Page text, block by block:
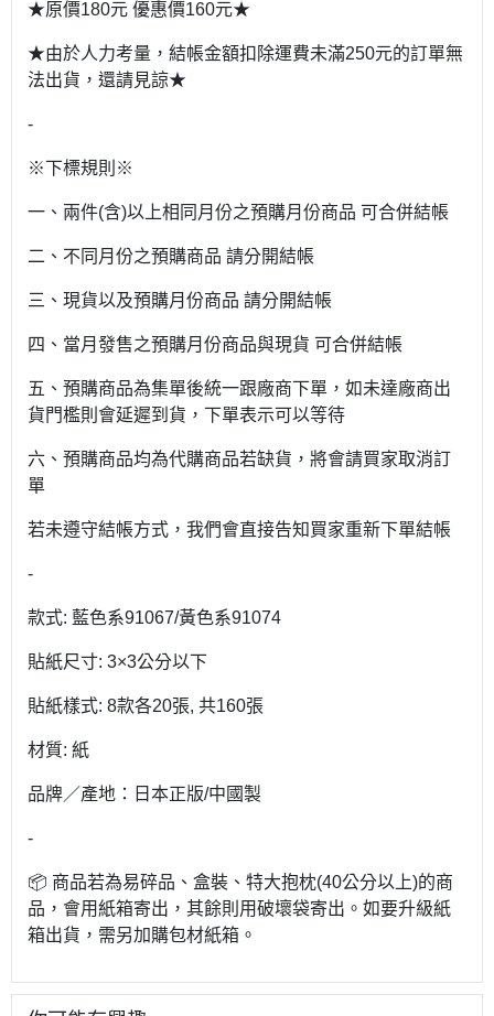
★原價180元 優惠價160元★
★由於人力考量，結帳金額扣除運費未滿250元的訂單無
法出貨，還請見諒★
-
※下標規則※
一、兩件(含)以上相同月份之預購月份商品 可合併結帳
二、不同月份之預購商品 請分開結帳
三、現貨以及預購月份商品 請分開結帳
四、當月發售之預購月份商品與現貨 可合併結帳
五、預購商品為集單後統一跟廠商下單，如未達廠商出
貨門檻則會延遲到貨，下單表示可以等待
六、預購商品均為代購商品若缺貨，將會請買家取消訂
單
若未遵守結帳方式，我們會直接告知買家重新下單結帳
-
款式: 藍色系91067/黃色系91074
貼紙尺寸: 3×3公分以下
貼紙樣式: 8款各20張, 共160張
材質: 紙
品牌／產地：日本正版/中國製
-
📦 商品若為易碎品、盒裝、特大抱枕(40公分以上)的商
品，會用紙箱寄出，其餘則用破壞袋寄出。如要升級紙
箱出貨，需另加購包材紙箱。